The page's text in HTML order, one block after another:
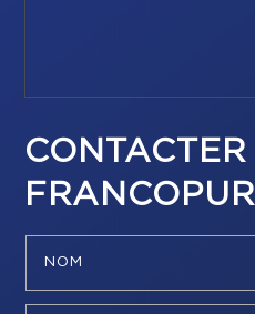
CONTACTER
FRANCOPUR